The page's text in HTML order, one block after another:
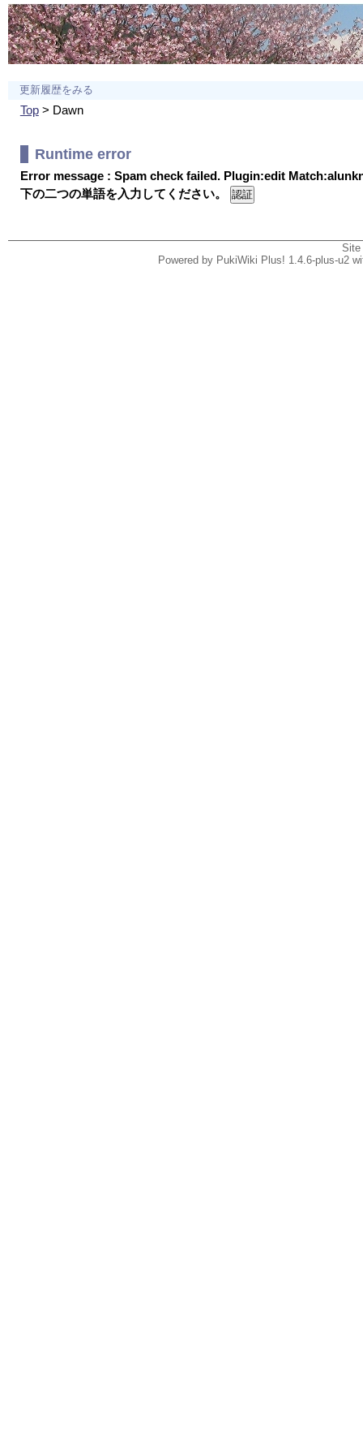
更新履歴をみる
Top> Dawn
Runtime error
Error message : Spam check failed. Plugin:edit
下の二つの単語を入力してください。
Powered by PukiWiki Plus! 1.4.6-plus-u2